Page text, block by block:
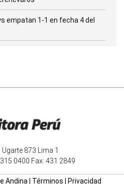
empatan 1-1 en fecha 4 del
873 Lima 1
0400 Fax: 431 2849
Andina Términos Privacidad